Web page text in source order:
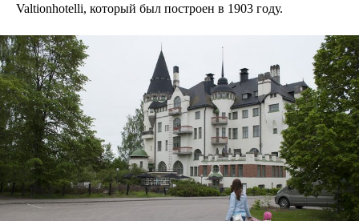
Valtionhotelli, который был построен в 1903 году.